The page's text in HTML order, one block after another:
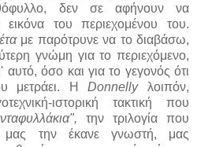
δεν σε αφήνουν να
του περιεχομένου του.
με παρότρυνε να το διαβάσω,
γνώμη για το περιεχόμενο,
όσο και για το γεγονός ότι
μετράει. Η
Donnellyλοιπόν,
ιστορική τακτική που
την τριλογία που
μας την έκανε γνωστή, μας